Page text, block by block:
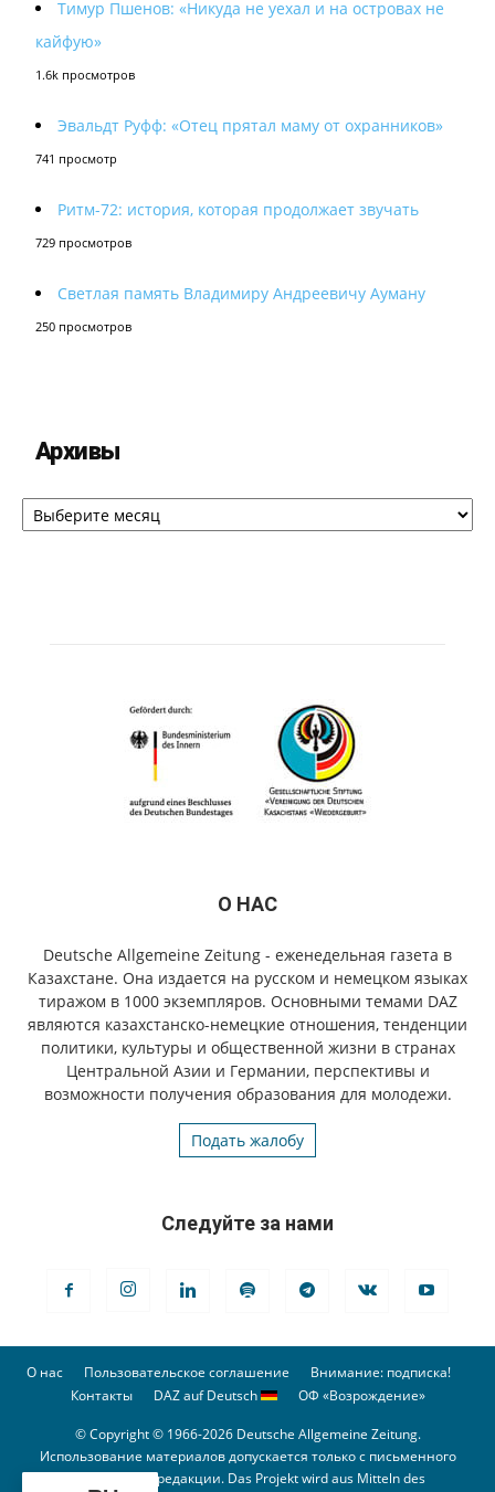
Тимур Пшенов: «Никуда не уехал и на островах не
кайфую»
1.6k просмотров
Эвальдт Руфф: «Отец прятал маму от охранников»
741 просмотр
Ритм-72: история, которая продолжает звучать
729 просмотров
Светлая память Владимиру Андреевичу Ауману
250 просмотров
Архивы
Архивы
О НАС
Deutsche Allgemeine Zeitung - еженедельная газета в
Казахстане. Она издается на русском и немецком языках
тиражом в 1000 экземпляров. Основными темами DAZ
являются казахстанско-немецкие отношения, тенденции
политики, культуры и общественной жизни в странах
Центральной Азии и Германии, перспективы и
возможности получения образования для молодежи.
Подать жалобу
Следуйте за нами
О нас Пользовательское соглашение
Внимание: подписка!
Контакты
DAZ auf Deutsch ОФ «Возрождение»
© Copyright © 1966-2026 Deutsche Allgemeine Zeitung.
Использование материалов допускается только с письменного
разрешения редакции. Das Projekt wird aus Mitteln des